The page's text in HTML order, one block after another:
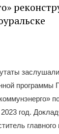
программы
год.